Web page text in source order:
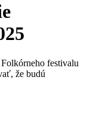
festivalu
že budú